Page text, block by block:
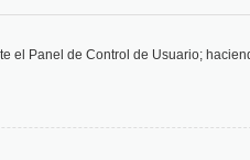
el Panel de Control de Usuario;